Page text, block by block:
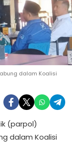
dalam Koalisi
(parpol)
dalam Koalisi